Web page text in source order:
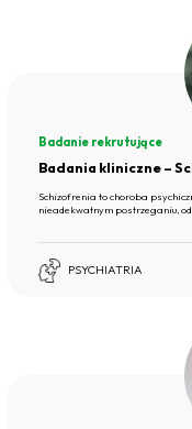
Badanie rekrutujące
Badania kliniczne –
Schizofrenia to choroba
nieadekwatnym postrzeganiu,
PSYCHIATRIA